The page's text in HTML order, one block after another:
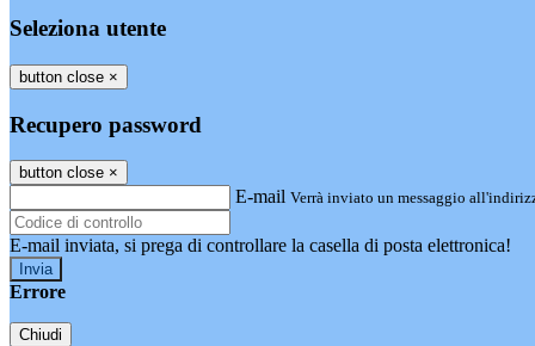
Seleziona utente
button close ×
Recupero password
button close ×
E-mail Verrà inviato un messaggio
E-mail inviata, si prega di controllare la casella di posta elettronica!
Errore
Chiudi